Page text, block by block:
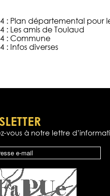
: Plan départemental pour
: Les amis de Toulaud
: Commune
: Infos diverses
vous à notre lettre